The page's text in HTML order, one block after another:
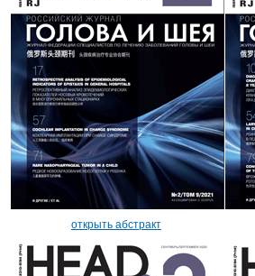
открыть абстракт